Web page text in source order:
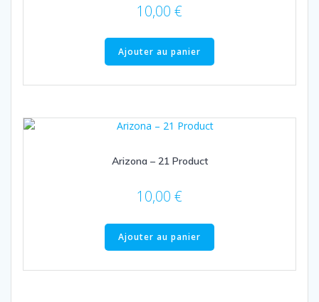
10,00 €
Ajouter au panier
Arizona – 21 Product
10,00 €
Ajouter au panier